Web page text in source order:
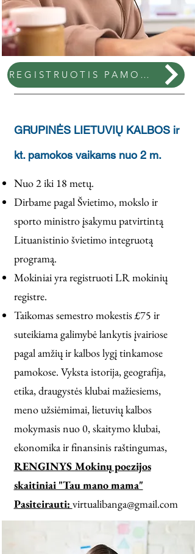
REGISTRUOTIS PAMOKOMS
GRUPINĖS LIETUVIŲ KALBOS ir
kt. pamokos vaikams nuo 2 m.
Nuo 2 iki 18 metų.
Dirbame pagal Švietimo, mokslo ir
sporto ministro įsakymu patvirtintą
Lituanistinio švietimo integruotą
programą.
Mokiniai yra registruoti LR mokinių
registre.
Taikomas semestro mokestis £75 ir
suteikiama galimybė lankytis įvairiose
pagal amžių ir kalbos lygį tinkamose
pamokose. Vyksta istorija, geografija,
etika, draugystės klubai mažiesiems,
meno užsiėmimai, lietuvių kalbos
mokymasis nuo 0, skaitymo klubai,
ekonomika ir finansinis raštingumas,
RENGINYS Mokinų poezijos
skaitiniai "Tau mano mama"
Pasiteirauti: virtualibanga@gmail.com